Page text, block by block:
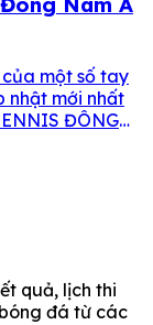
một số tay
nhật mới nhất
ĐÔNG
[…]
quả, lịch thi
đá từ các